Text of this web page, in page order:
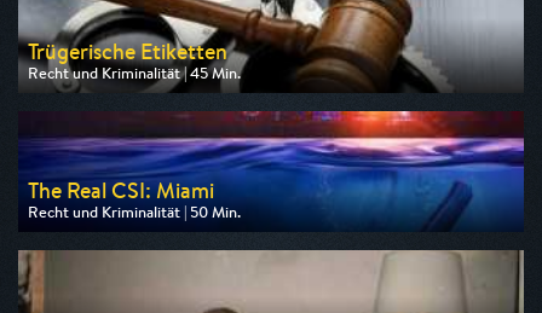
Trügerische Etiketten
Recht und Kriminalität | 45 Min.
Ausgestrahlt von Tagesschau24
am 06.08.2026, 20:30
The Real CSI: Miami
Recht und Kriminalität | 50 Min.
Ausgestrahlt von Nitro
am 10.08.2026, 20:15